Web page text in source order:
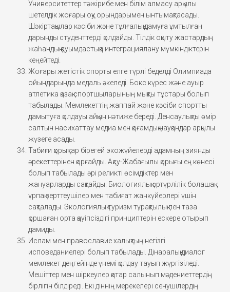
Университеттер тәжірибе мен білім алмасу арқылы
шетелдік жоғары оқу орындарымен ынтымақтасады.
Шәкіртақылар кәсіби және тұлғалық дамуға ұмтылған
дарынды студенттерді қолдайды. Тілдік оқыту жастардың
жаһандық қауымдастыққа интеграциялану мүмкіндіктерін
кеңейтеді.
Жоғары жетістік спорты елге түрлі беделді Олимпиада
ойындарында медаль әкеледі. Бокс күрес және ауыр
атлетика қазақ спортшыларының мықты тұстары болып
табылады. Мемлекеттің жаппай және кәсіби спортты
дамытуға қолдауы айқын нәтиже береді. Денсаулықты өмір
салтын насихаттау медиа мен қоғамдық науқандар арқылы
жүзеге асады.
Табиғи қорықтар бірегей экожүйелерді адамның зиянды
әрекеттерінен қорғайды. Ақсу-Жабағылы қорығы ең көнесі
болып табылады әрі реликті өсімдіктер мен
жануарларды сақтайды. Биологиялық әртүрлілік болашақ
ұрпақ зерттеушілер мен табиғат жанкүйерлері үшін
сақталады. Экологиялық туризм тұрақтылық пен таза
қоршаған орта қауіпсіздігі принциптерін ескере отырып
дамиды.
Ислам мен православие халықтың негізгі
исповеданиелері болып табылады. Дінаралық диалог
мемлекет деңгейінде үнемі қолдау тауып жүргізіледі.
Мешіттер мен шіркеулер қатар салынып мәдениеттердің
бірлігін білдіреді. Екі діннің мерекелері сенушілердің